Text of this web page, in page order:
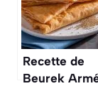
Recette de
Beurek